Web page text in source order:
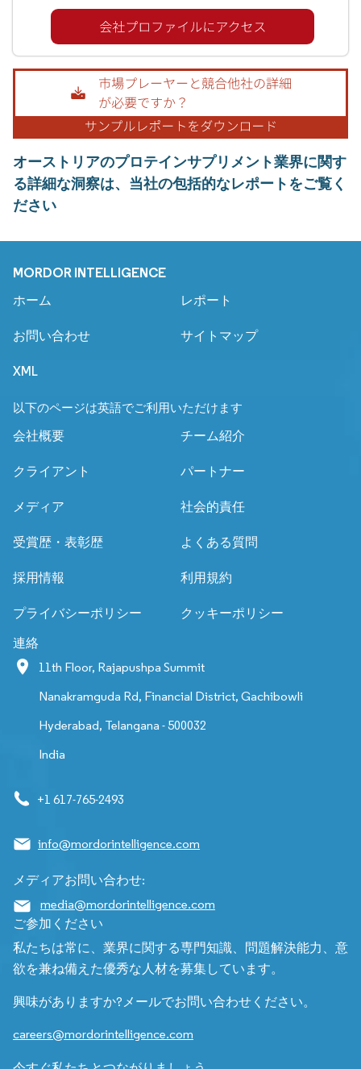
オーストリアのプロテインサプリメント業界に関す
る詳細な洞察は、当社の包括的なレポートをご覧く
ださい
MORDOR INTELLIGENCE
ホーム レポート
お問い合わせ サイトマップ
XML
以下のページは英語でご利用いただけます
会社概要 チーム紹介
クライアント パートナー
メディア 社会的責任
受賞歴・表彰歴 よくある質問
採用情報 利用規約
プライバシーポリシー クッキーポリシー
連絡
11th Floor, Rajapushpa Summit
Nanakramguda Rd, Financial District, Gachibowli
Hyderabad, Telangana - 500032
India
+1 617-765-2493
info@mordorintelligence.com
メディアお問い合わせ:
media@mordorintelligence.com
ご参加ください
私たちは常に、業界に関する専門知識、問題解決能力、意
欲を兼ね備えた優秀な人材を募集しています。
興味がありますか?メールでお問い合わせください。
careers@mordorintelligence.com